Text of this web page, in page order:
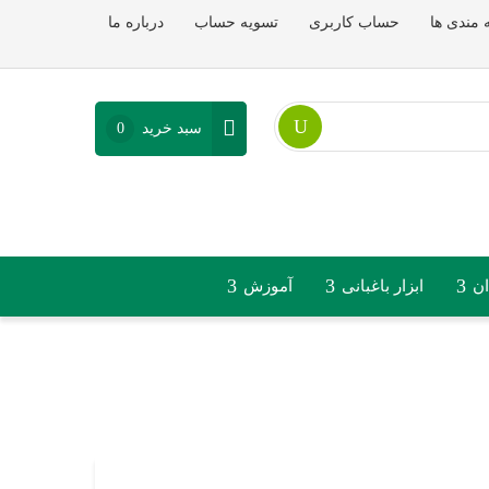
مندی ها حساب کاربری تسویه حساب درباره ما
سبد خرید 0
ابزار باغبانی آموزش